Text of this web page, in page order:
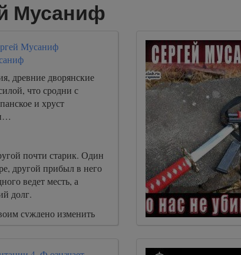
Мусаниф
Мусаниф
древние дворянские
что сродни с
и хруст
почти старик. Один
другой прибыл в него
ведет месть, а
долг.
суждено изменить